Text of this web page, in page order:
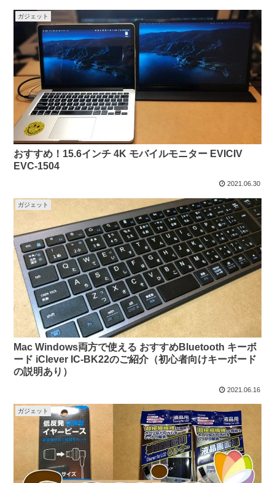
ガジェット
おすすめ！15.6インチ 4K モバイルモニター EVICIV
EVC-1504
2021.06.30
ガジェット
Mac Windows両方で使える おすすめBluetooth キーボ
ード iClever IC-BK22のご紹介（初心者向けキーボード
の説明あり）
2021.06.16
ガジェット